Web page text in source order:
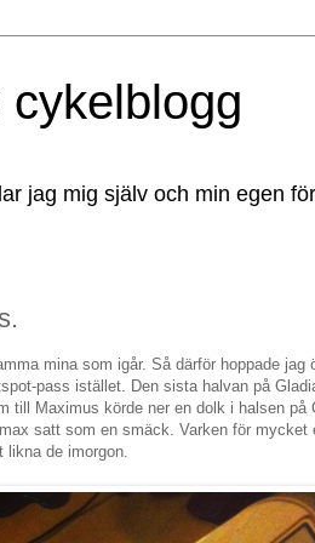
jag mig själv och min egen
mina som igår. Så därför hoppade jag
pass istället. Den sista halvan på
till Maximus körde ner en dolk i halsen på
satt som en smäck. Varken för mycket
de imorgon.